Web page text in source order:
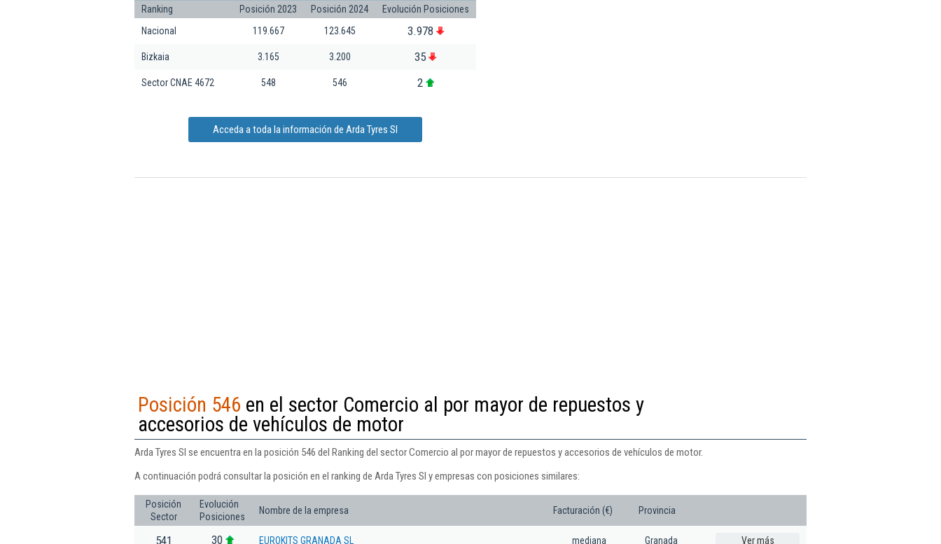
Ranking Posición 2023 Posición 2024
Evolución Posiciones
Nacional
119.667 123.645 3.978
Bizkaia 3.165 3.200 35
Sector CNAE 4672 548 546 2
Acceda a toda la información de Arda Tyres Sl
Posición 546 en el sector Comercio al por mayor de repuestos y
accesorios de vehículos de motor
Arda Tyres Sl se encuentra en la posición 546 del Ranking del sector Comercio al por mayor de repuestos y accesorios de vehículos de motor.
A continuación podrá consultar la posición en el ranking de Arda Tyres Sl y empresas con posiciones similares:
Posición
Sector
Evolución
Posiciones
Nombre de la empresa Facturación (€) Provincia
541 30 EUROKITS GRANADA SL mediana Granada Ver más